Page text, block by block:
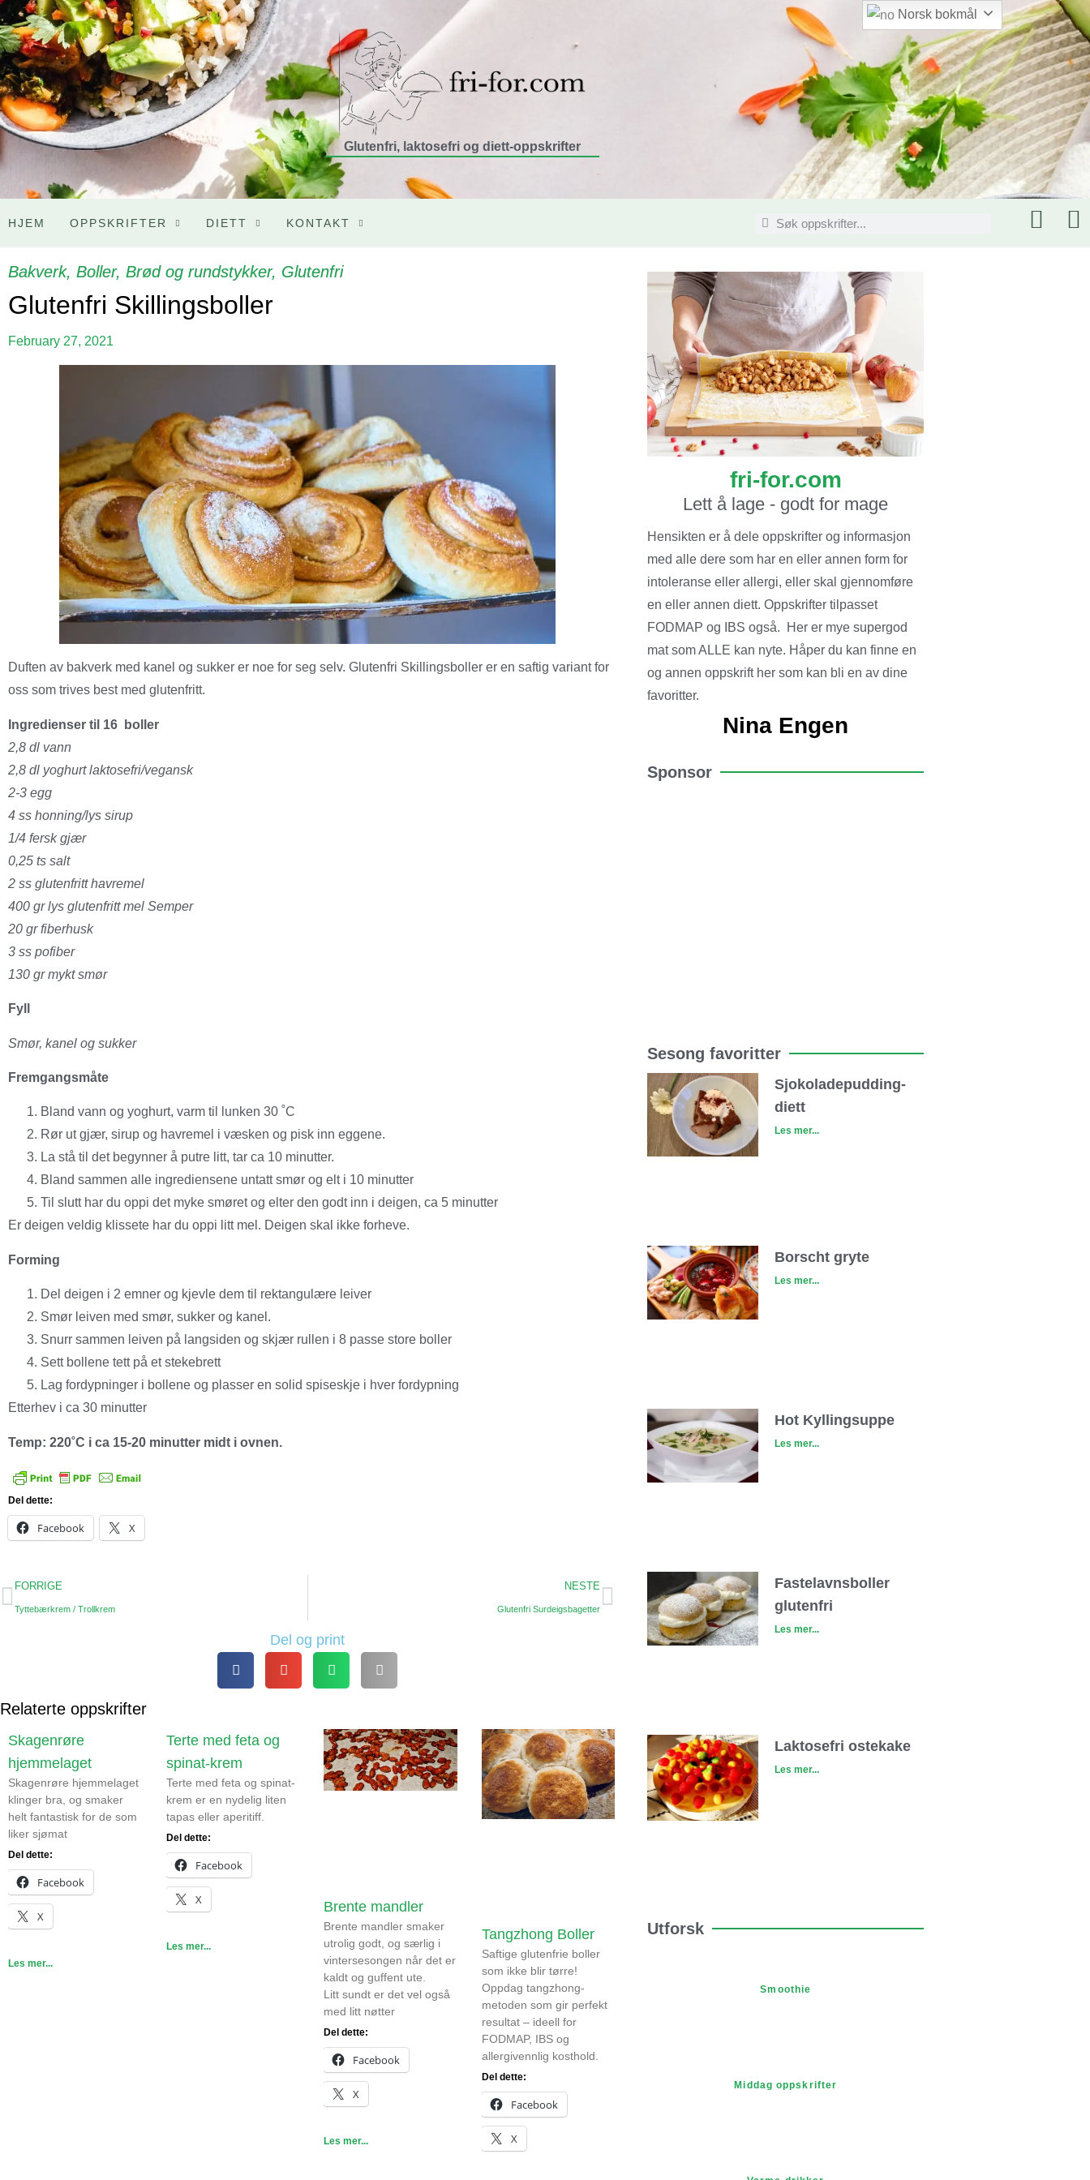
Glutenfri, laktosefri og diett-oppskrifter
HJEM OPPSKRIFTER DIETT KONTAKT
Bakverk, Boller, Brød og rundstykker, Glutenfri
Glutenfri Skillingsboller
February 27, 2021
Duften av bakverk med kanel og sukker er noe for seg selv. Glutenfri Skillingsboller er en saftig variant for
oss som trives best med glutenfritt.
Ingredienser til 16 boller
2,8 dl vann
2,8 dl yoghurt laktosefri/vegansk
2-3 egg
4 ss honning/lys sirup
1/4 fersk gjær
0,25 ts salt
2 ss glutenfritt havremel
400 gr lys glutenfritt mel Semper
20 gr fiberhusk
3 ss pofiber
130 gr mykt smør
Fyll
Smør, kanel og sukker
Fremgangsmåte
Bland vann og yoghurt, varm til lunken 30 ˚C
Rør ut gjær, sirup og havremel i væsken og pisk inn eggene.
La stå til det begynner å putre litt, tar ca 10 minutter.
Bland sammen alle ingrediensene untatt smør og elt i 10 minutter
Til slutt har du oppi det myke smøret og elter den godt inn i deigen, ca 5 minutter
Er deigen veldig klissete har du oppi litt mel. Deigen skal ikke forheve.
Forming
Del deigen i 2 emner og kjevle dem til rektangulære leiver
Smør leiven med smør, sukker og kanel.
Snurr sammen leiven på langsiden og skjær rullen i 8 passe store boller
Sett bollene tett på et stekebrett
Lag fordypninger i bollene og plasser en solid spiseskje i hver fordypning
Etterhev i ca 30 minutter
Temp: 220˚C i ca 15-20 minutter midt i ovnen.
Del dette:
Facebook X
FORRIGE
Tyttebærkrem / Trollkrem
NESTE
Glutenfri Surdeigsbagetter
Del og print
Relaterte oppskrifter
Skagenrøre
hjemmelaget
Skagenrøre hjemmelaget
klinger bra, og smaker
helt fantastisk for de som
liker sjømat
Del dette:
Facebook
X
Les mer...
Terte med feta og
spinat-krem
Terte med feta og spinat-
krem er en nydelig liten
tapas eller aperitiff.
Del dette:
Facebook
X
Les mer...
Brente mandler
Brente mandler smaker
utrolig godt, og særlig i
vintersesongen når det er
kaldt og guffent ute.
Litt sundt er det vel også
med litt nøtter
Del dette:
Facebook
X
Les mer...
Tangzhong Boller
Saftige glutenfrie boller
som ikke blir tørre!
Oppdag tangzhong-
metoden som gir perfekt
resultat – ideell for
FODMAP, IBS og
allergivennlig kosthold.
Del dette:
Facebook
X
fri-for.com
Lett å lage - godt for mage
Hensikten er å dele oppskrifter og informasjon
med alle dere som har en eller annen form for
intoleranse eller allergi, eller skal gjennomføre
en eller annen diett. Oppskrifter tilpasset
FODMAP og IBS også. Her er mye supergod
mat som ALLE kan nyte. Håper du kan finne en
og annen oppskrift her som kan bli en av dine
favoritter.
Nina Engen
Sponsor
Sesong favoritter
Sjokoladepudding-
diett
Les mer...
Borscht gryte
Les mer...
Hot Kyllingsuppe
Les mer...
Fastelavnsboller
glutenfri
Les mer...
Laktosefri ostekake
Les mer...
Utforsk
Smoothie
Middag oppskrifter
Norsk bokmål